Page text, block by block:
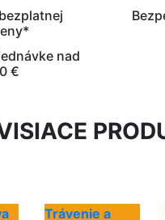
nad
€
Trávenie a